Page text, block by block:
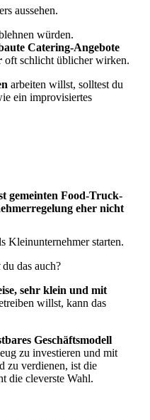
aussehen.
würden.
Catering-Angebote
oft schlicht üblicher wirken.
arbeiten willst, solltest du
ein improvisiertes
gemeinten Food-Truck-
eher nicht
Kleinunternehmer starten.
du das auch?
sehr klein und mit
willst, kann das
Geschäftsmodell
zu investieren und mit
zu verdienen, ist die
die cleverste Wahl.